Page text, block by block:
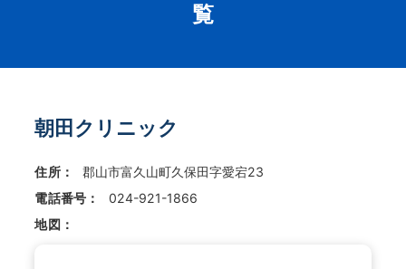
覧
朝田クリニック
住所：
郡山市富久山町久保田字愛宕23
電話番号：
024-921-1866
地図：